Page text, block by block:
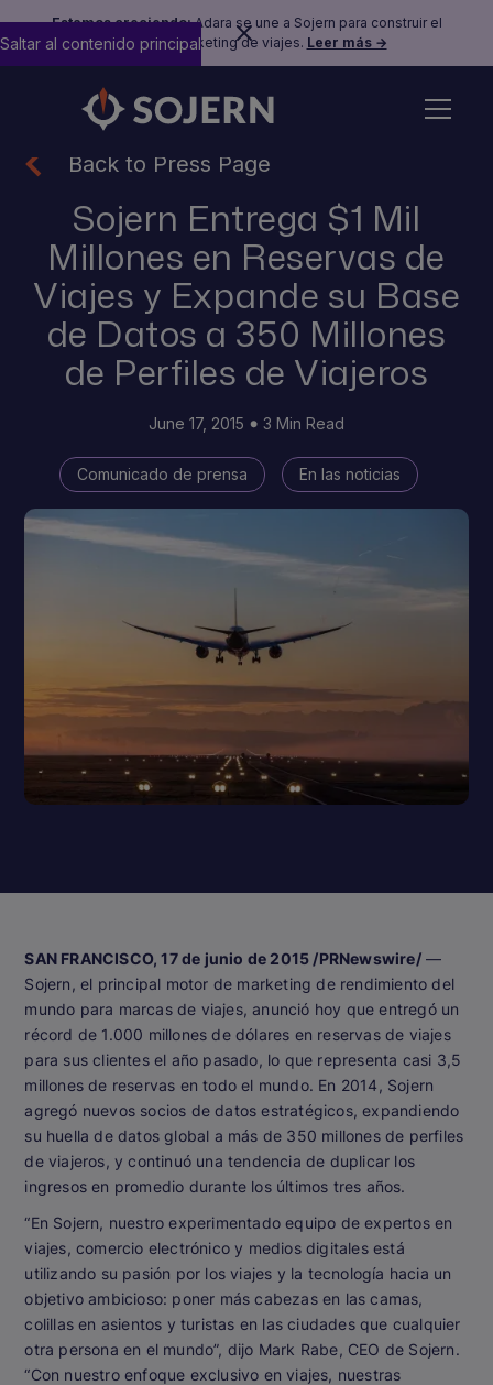
Estamos creciendo:Adara se une a Sojern para construir el
futuro del marketing de viajes. Leer más →
Saltar al contenido principal
Back to Press Page
Sojern Entrega $1 Mil
Millones en Reservas de
Viajes y Expande su Base
de Datos a 350 Millones
de Perfiles de Viajeros
June 17, 2015 3 Min Read
Comunicado de prensa En las noticias
SAN FRANCISCO, 17 de junio de 2015 /PRNewswire/—
Sojern, el principal motor de marketing de rendimiento del
mundo para marcas de viajes, anunció hoy que entregó un
récord de 1.000 millones de dólares en reservas de viajes
para sus clientes el año pasado, lo que representa casi 3,5
millones de reservas en todo el mundo. En 2014, Sojern
agregó nuevos socios de datos estratégicos, expandiendo
su huella de datos global a más de 350 millones de perfiles
de viajeros, y continuó una tendencia de duplicar los
ingresos en promedio durante los últimos tres años.
“En Sojern, nuestro experimentado equipo de expertos en
viajes, comercio electrónico y medios digitales está
utilizando su pasión por los viajes y la tecnología hacia un
objetivo ambicioso: poner más cabezas en las camas,
colillas en asientos y turistas en las ciudades que cualquier
otra persona en el mundo”, dijo Mark Rabe, CEO de Sojern.
“Con nuestro enfoque exclusivo en viajes, nuestras